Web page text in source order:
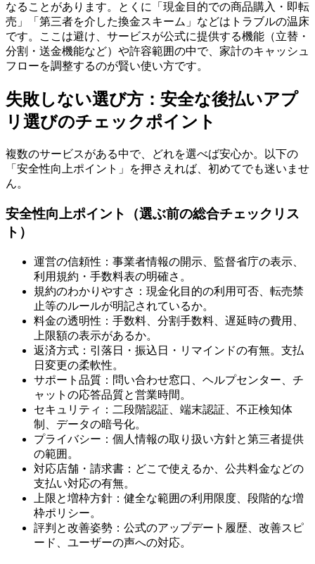
なることがあります。とくに「現金目的での商品購入・即転
売」「第三者を介した換金スキーム」などはトラブルの温床
です。ここは避け、サービスが公式に提供する機能（立替・
分割・送金機能など）や許容範囲の中で、家計のキャッシュ
フローを調整するのが賢い使い方です。
失敗しない選び方：安全な後払いアプ
リ選びのチェックポイント
複数のサービスがある中で、どれを選べば安心か。以下の
「安全性向上ポイント」を押さえれば、初めてでも迷いませ
ん。
安全性向上ポイント（選ぶ前の総合チェックリス
ト）
運営の信頼性：事業者情報の開示、監督省庁の表示、
利用規約・手数料表の明確さ。
規約のわかりやすさ：現金化目的の利用可否、転売禁
止等のルールが明記されているか。
料金の透明性：手数料、分割手数料、遅延時の費用、
上限額の表示があるか。
返済方式：引落日・振込日・リマインドの有無。支払
日変更の柔軟性。
サポート品質：問い合わせ窓口、ヘルプセンター、チ
ャットの応答品質と営業時間。
セキュリティ：二段階認証、端末認証、不正検知体
制、データの暗号化。
プライバシー：個人情報の取り扱い方針と第三者提供
の範囲。
対応店舗・請求書：どこで使えるか、公共料金などの
支払い対応の有無。
上限と増枠方針：健全な範囲の利用限度、段階的な増
枠ポリシー。
評判と改善姿勢：公式のアップデート履歴、改善スピ
ード、ユーザーの声への対応。